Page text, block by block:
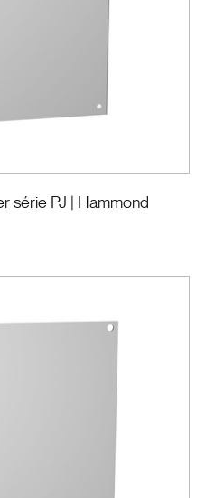
série PJ | Hammond